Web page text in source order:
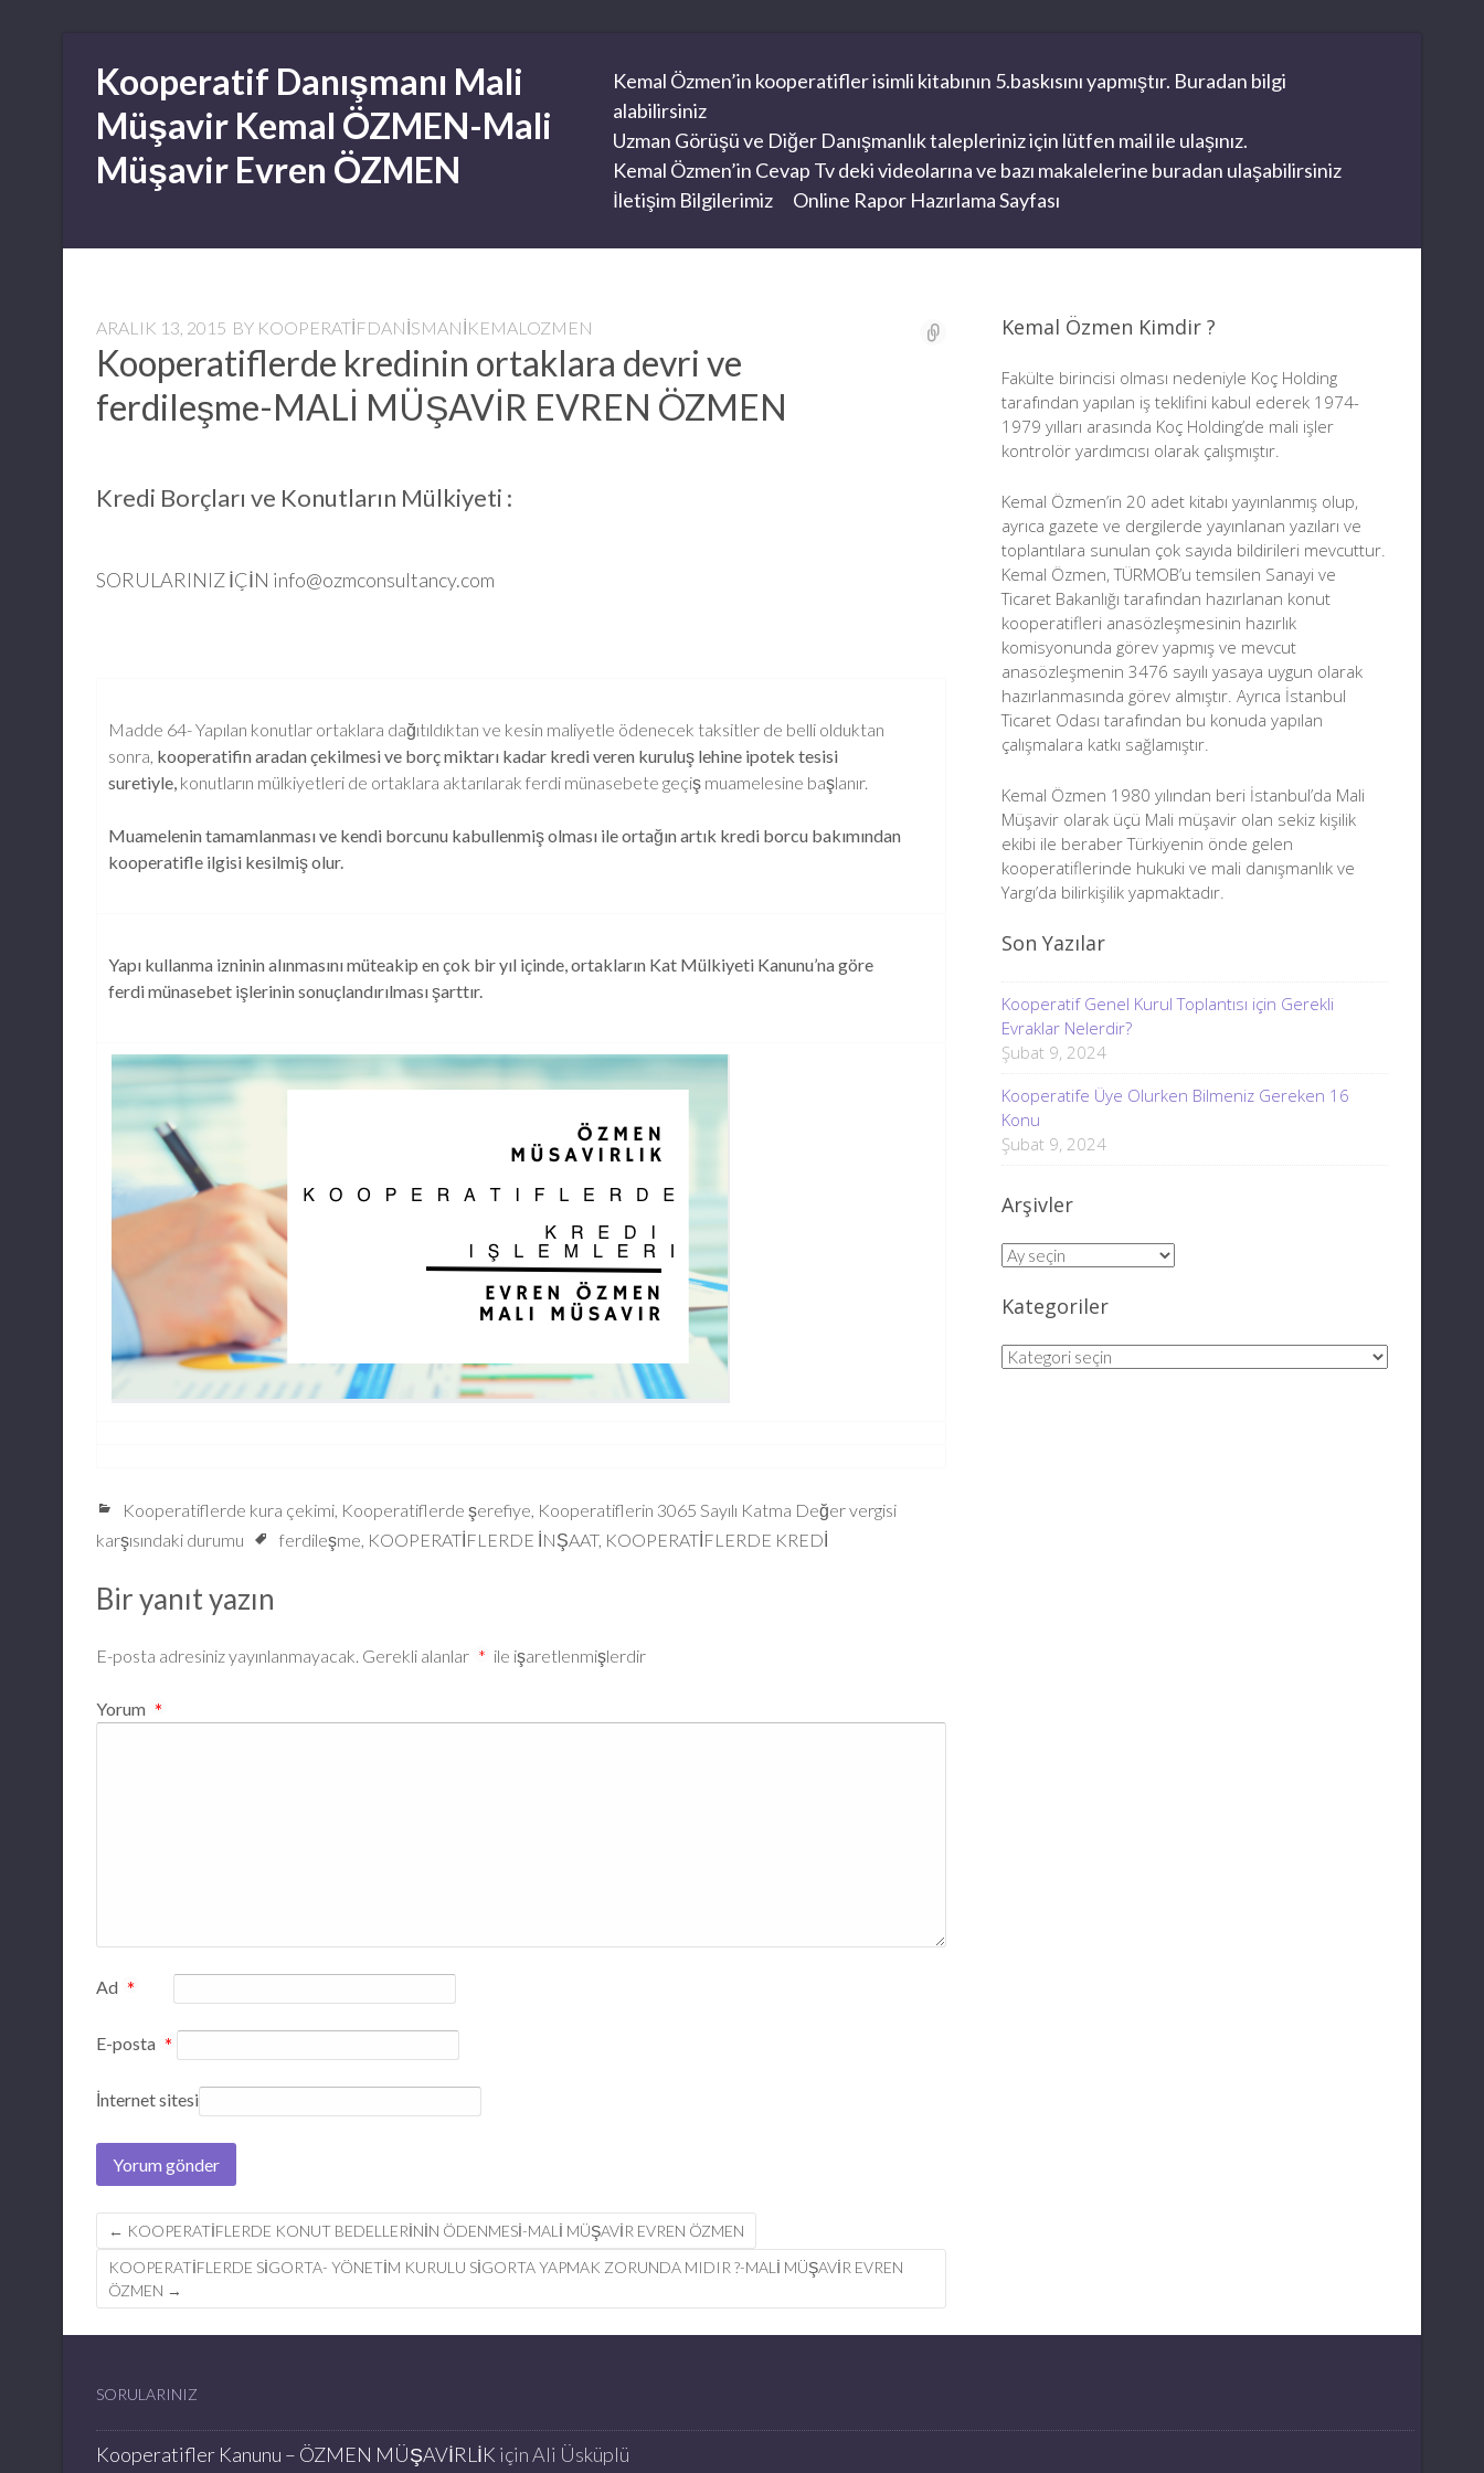
contentKooperatif Danışmanı Mali
Müşavir Kemal ÖZMEN-Mali
Müşavir Evren ÖZMEN
Kemal Özmen’in kooperatifler isimli kitabının 5.baskısını yapmıştır. Buradan bilgi
alabilirsiniz
Uzman Görüşü ve Diğer Danışmanlık talepleriniz için lütfen mail ile ulaşınız.
Kemal Özmen’in Cevap Tv deki videolarına ve bazı makalelerine buradan ulaşabilirsiniz
İletişim Bilgilerimiz
Online Rapor Hazırlama Sayfası
ARALIK 13, 2015 BY KOOPERATIFDANISMANIKEMALOZMEN
Kooperatiflerde kredinin ortaklara devri ve
ferdileşme-MALİ MÜŞAVİR EVREN ÖZMEN
Kredi Borçları ve Konutların Mülkiyeti :
SORULARINIZ İÇİN info@ozmconsultancy.com
Madde 64- Yapılan konutlar ortaklara dağıtıldıktan ve kesin maliyetle ödenecek taksitler de belli olduktan
sonra, kooperatifin aradan çekilmesi ve borç miktarı kadar kredi veren kuruluş lehine ipotek tesisi
suretiyle, konutların mülkiyetleri de ortaklara aktarılarak ferdi münasebete geçiş muamelesine başlanır.
Muamelenin tamamlanması ve kendi borcunu kabullenmiş olması ile ortağın artık kredi borcu bakımından
kooperatifle ilgisi kesilmiş olur.
Yapı kullanma izninin alınmasını müteakip en çok bir yıl içinde, ortakların Kat Mülkiyeti Kanunu’na göre
ferdi münasebet işlerinin sonuçlandırılması şarttır.
Kooperatiflerde kura çekimi, Kooperatiflerde şerefiye, Kooperatiflerin 3065 Sayılı Katma Değer vergisi
karşısındaki durumu
ferdileşme, KOOPERATİFLERDE İNŞAAT, KOOPERATİFLERDE KREDİ
Bir yanıt yazın
E-posta adresiniz yayınlanmayacak. Gerekli alanlar * ile işaretlenmişlerdir
Yorum *
Ad *
E-posta *
İnternet sitesi
Post
navigation
← KOOPERATIFLERDE KONUT BEDELLERININ ÖDENMESI-MALİ MÜŞAVİR EVREN ÖZMEN
KOOPERATIFLERDE SIGORTA- YÖNETIM KURULU SIGORTA YAPMAK ZORUNDA MIDIR ?-MALİ MÜŞAVİR EVREN
ÖZMEN →
Kemal Özmen Kimdir ?
Fakülte birincisi olması nedeniyle Koç Holding
tarafından yapılan iş teklifini kabul ederek 1974-
1979 yılları arasında Koç Holding’de mali işler
kontrolör yardımcısı olarak çalışmıştır.
Kemal Özmen’in 20 adet kitabı yayınlanmış olup,
ayrıca gazete ve dergilerde yayınlanan yazıları ve
toplantılara sunulan çok sayıda bildirileri mevcuttur.
Kemal Özmen, TÜRMOB’u temsilen Sanayi ve
Ticaret Bakanlığı tarafından hazırlanan konut
kooperatifleri anasözleşmesinin hazırlık
komisyonunda görev yapmış ve mevcut
anasözleşmenin 3476 sayılı yasaya uygun olarak
hazırlanmasında görev almıştır. Ayrıca İstanbul
Ticaret Odası tarafından bu konuda yapılan
çalışmalara katkı sağlamıştır.
Kemal Özmen 1980 yılından beri İstanbul’da Mali
Müşavir olarak üçü Mali müşavir olan sekiz kişilik
ekibi ile beraber Türkiyenin önde gelen
kooperatiflerinde hukuki ve mali danışmanlık ve
Yargı’da bilirkişilik yapmaktadır.
Son Yazılar
Kooperatif Genel Kurul Toplantısı için Gerekli
Evraklar Nelerdir?
Şubat 9, 2024
Kooperatife Üye Olurken Bilmeniz Gereken 16
Konu
Şubat 9, 2024
Arşivler
Arşivler
Kategoriler
Kategoriler
SORULARINIZ
Kooperatifler Kanunu – ÖZMEN MÜŞAVİRLİK içinAli Üsküplü